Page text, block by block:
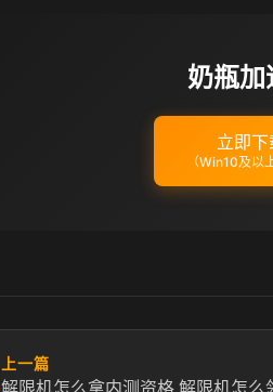
奶瓶
立即下
（Win10及以
上一篇
解限机怎么拿内测资格 解限机怎么